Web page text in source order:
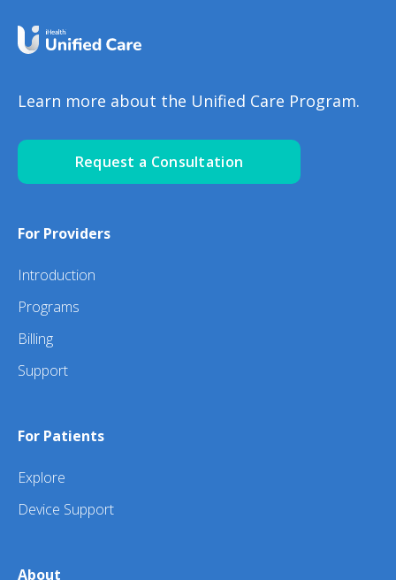
Learn more about the Unified Care Program.
Request a Consultation
For Providers
Introduction
Programs
Billing
Support
For Patients
Explore
Device Support
About